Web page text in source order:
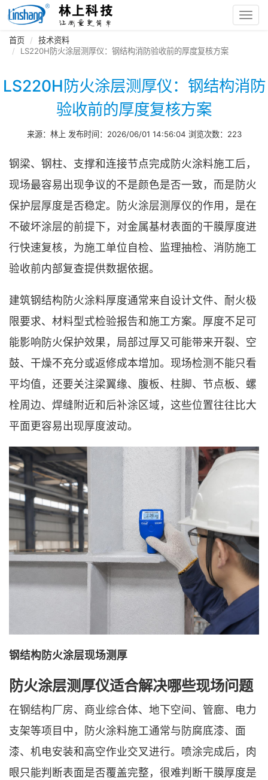
首页
技术资料
LS220H防火涂层测厚仪：钢结构消防验收前的厚度复核方案
LS220H防火涂层测厚仪：钢结构消防
验收前的厚度复核方案
来源：林上 发布时间：2026/06/01 14:56:04 浏览次数：223
钢梁、钢柱、支撑和连接节点完成防火涂料施工后，
现场最容易出现争议的不是颜色是否一致，而是防火
保护层厚度是否稳定。防火涂层测厚仪的作用，是在
不破坏涂层的前提下，对金属基材表面的干膜厚度进
行快速复核，为施工单位自检、监理抽检、消防施工
验收前内部复查提供数据依据。
建筑钢结构防火涂料厚度通常来自设计文件、耐火极
限要求、材料型式检验报告和施工方案。厚度不足可
能影响防火保护效果，局部过厚又可能带来开裂、空
鼓、干燥不充分或返修成本增加。现场检测不能只看
平均值，还要关注梁翼缘、腹板、柱脚、节点板、螺
栓周边、焊缝附近和后补涂区域，这些位置往往比大
平面更容易出现厚度波动。
钢结构防火涂层现场测厚
防火涂层测厚仪适合解决哪些现场问题
在钢结构厂房、商业综合体、地下空间、管廊、电力
支架等项目中，防火涂料施工通常与防腐底漆、面
漆、机电安装和高空作业交叉进行。喷涂完成后，肉
眼只能判断表面是否覆盖完整，很难判断干膜厚度是